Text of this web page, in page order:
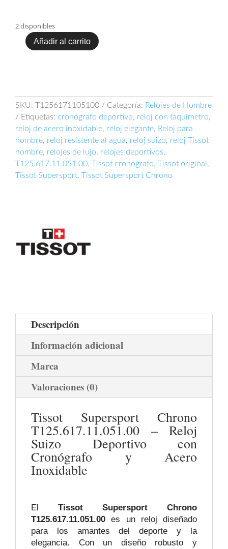
2 disponibles
Tissot
Añadir al carrito
SKU: T1256171105100 Categoría: Relojes de Hombre
Etiquetas: cronógrafo deportivo, reloj con taquímetro,
reloj de acero inoxidable, reloj elegante, Reloj para
hombre, reloj resistente al agua, reloj suizo, reloj Tissot
hombre, relojes de lujo, relojes deportivos,
T125.617.11.051.00, Tissot cronógrafo, Tissot original ,
Tissot Supersport, Tissot Supersport Chrono
Descripción
Información adicional
Marca
Valoraciones (0)
Tissot Supersport Chrono
T125.617.11.051.00 – Reloj
Suizo Deportivo con
Cronógrafo y Acero
Inoxidable
El Tissot Supersport Chrono
T125.617.11.051.00 es un reloj diseñado
para los amantes del deporte y la
elegancia. Con un diseño robusto y